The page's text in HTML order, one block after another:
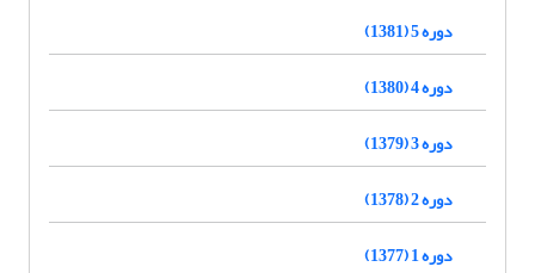
دوره 5 (1381)
دوره 4 (1380)
دوره 3 (1379)
دوره 2 (1378)
دوره 1 (1377)